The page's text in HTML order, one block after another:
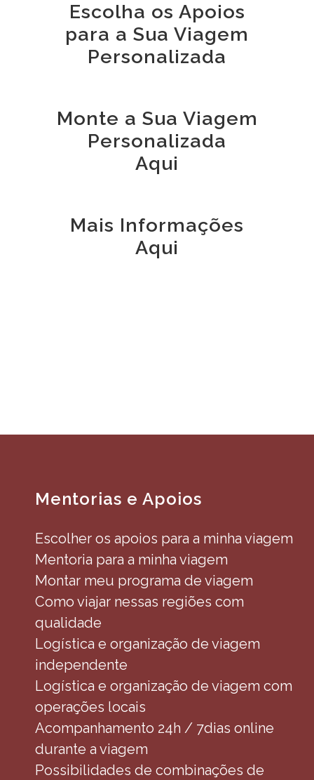
Escolha os Apoios
para a Sua Viagem
Personalizada
Monte a Sua Viagem
Personalizada
Aqui
Mais Informações
Aqui
Mentorias e Apoios
Escolher os apoios para a minha viagem
Mentoria para a minha viagem
Montar meu programa de viagem
Como viajar nessas regiões com
qualidade
Logística e organização de viagem
independente
Logística e organização de viagem com
operações locais
Acompanhamento 24h / 7dias online
durante a viagem
Possibilidades de combinações de